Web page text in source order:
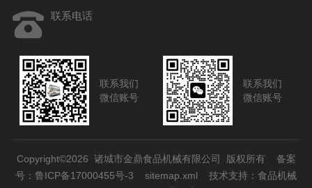
联系电话
联系我们
微信账号
联系我们
微信账号
Copyright©2026 诸城市金鼎食品机械有限公司 版权所有 备案
号：鲁ICP备17000455号-3
sitemap.xml 技术支持： 食品机械